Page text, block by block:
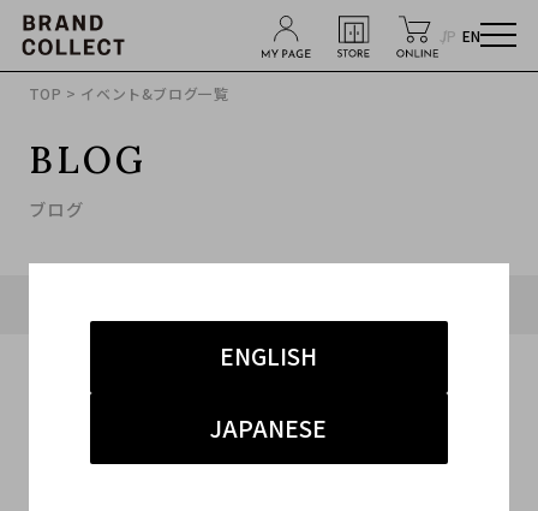
JP EN
ENGLISH
JAPANESE
TOP > イベント&ブログ一覧
BLOG
ブログ